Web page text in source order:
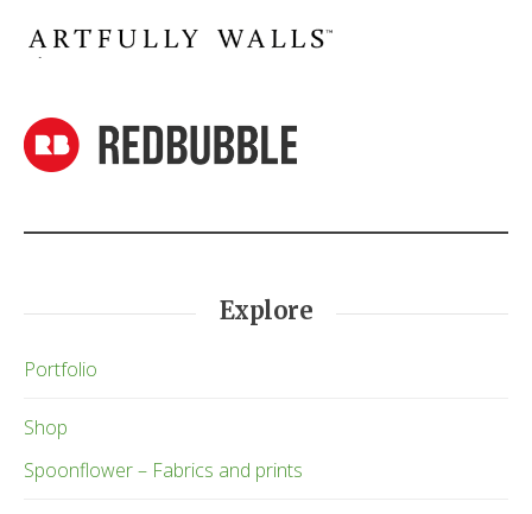
Explore
Portfolio
Shop
Spoonflower – Fabrics and prints